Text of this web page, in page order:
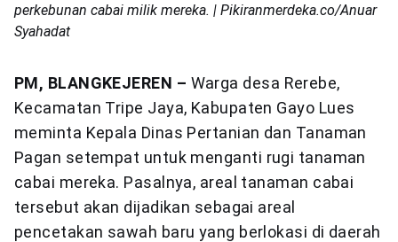
perkebunan cabai milik mereka. | Pikiranmerdeka.co/Anuar
Syahadat
PM, BLANGKEJEREN – Warga desa Rerebe,
Kecamatan Tripe Jaya, Kabupaten Gayo Lues
meminta Kepala Dinas Pertanian dan Tanaman
Pagan setempat untuk menganti rugi tanaman
cabai mereka. Pasalnya, areal tanaman cabai
tersebut akan dijadikan sebagai areal
pencetakan sawah baru yang berlokasi di daerah